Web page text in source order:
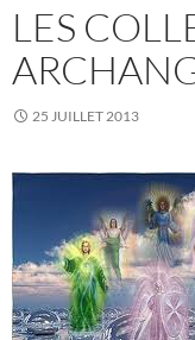
LES
25 JUILLET 2013